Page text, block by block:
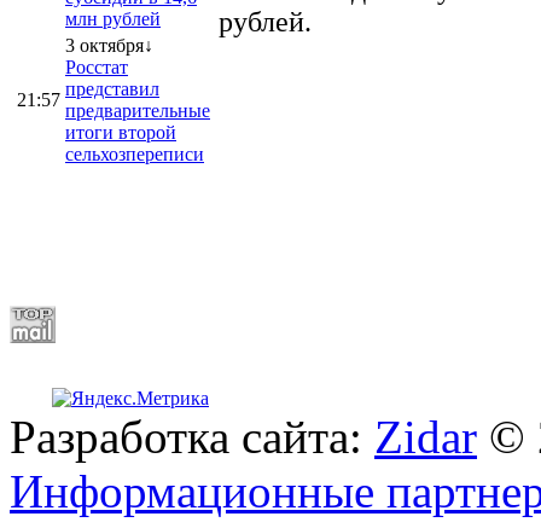
млн рублей
21:57
3 октября↓
Росстат
представил
предварительные
итоги второй
сельхозпереписи
рублей.
Разработка сайта: Zidar ©
Информационные